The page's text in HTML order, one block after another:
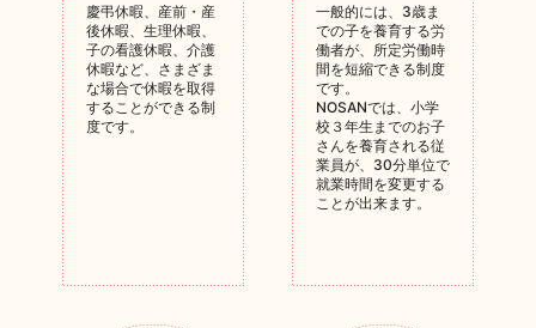
慶弔休暇、産前・産
後休暇、生理休暇、
子の看護休暇、介護
休暇など、さまざま
な場合で休暇を取得
することができる制
度です。
一般的には、3歳ま
での子を養育する労
働者が、所定労働時
間を短縮できる制度
です。
NOSANでは、小学
校３年生までのお子
さんを養育される従
業員が、30分単位で
就業時間を変更する
ことが出来ます。